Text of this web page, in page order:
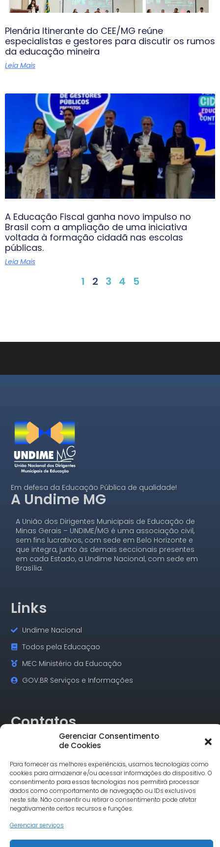
Gerenciar Consentimento
de Cookies
Para fornecer as melhores experiências, usamos tecnologias como
cookies para armazenar e/ou acessar informações do dispositivo. O
consentimento para essas tecnologias nos permitirá processar
dados como comportamento de navegação ou IDs exclusivos
neste site. Não consentir ou retirar o consentimento pode afetar
negativamente certos recursos e funções.
Gerenciar serviços
Plenária Itinerante do CEE/MG reúne
especialistas e gestores para discutir os rumos
da educação mineira
Leia Mais
A Educação Fiscal ganha novo impulso no
Brasil com a ampliação de uma iniciativa
voltada à formação cidadã nas escolas
públicas.
Leia Mais
1 2 3 4 5
Em defesa da Educação Pública de qualidade!
A Undime MG
A União dos Dirigentes Municipais de Educação de
Minas Gerais – UNDIME/MG é uma associação civil,
sem fins lucrativos, com sede em Belo Horizonte e
que integra, junto às demais seccionais presentes
em cada Estado, a Undime Nacional, com sede em
Brasília.
Links
Undime Nacional
Todos pela Educaçao
MEC Ministério da Educação
GOV.BR Serviços e Informações
Contatos
Rua Alagoas, 730 Sala 18 Funcionários Cep: 30.130-160
Tel.: (31) 3342-1748
comunicacao@undimemg.org.br